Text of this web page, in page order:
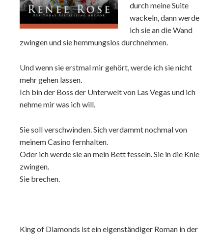
durch meine Suite
wackeln, dann werde
ich sie an die Wand
zwingen und sie hemmungslos durchnehmen.
Und wenn sie erstmal mir gehört, werde ich sie nicht
mehr gehen lassen.
Ich bin der Boss der Unterwelt von Las Vegas und ich
nehme mir was ich will.
Sie soll verschwinden. Sich verdammt nochmal von
meinem Casino fernhalten.
Oder ich werde sie an mein Bett fesseln. Sie in die Knie
zwingen.
Sie brechen.
King of Diamonds ist ein eigenständiger Roman in der